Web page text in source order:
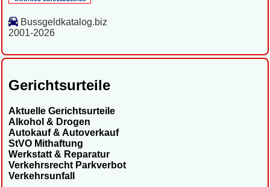
Bussgeldkatalog.biz
2001-2026
Gerichtsurteile
Aktuelle Gerichtsurteile
Alkohol & Drogen
Autokauf & Autoverkauf
StVO Mithaftung
Werkstatt & Reparatur
Verkehrsrecht Parkverbot
Verkehrsunfall